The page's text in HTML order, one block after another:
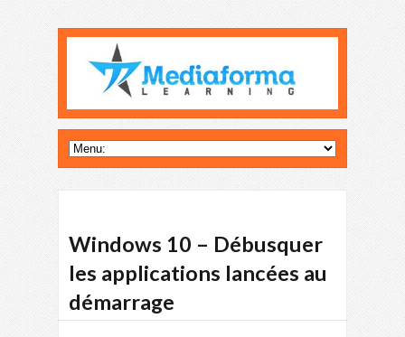
Windows 10 – Débusquer
les applications lancées au
démarrage